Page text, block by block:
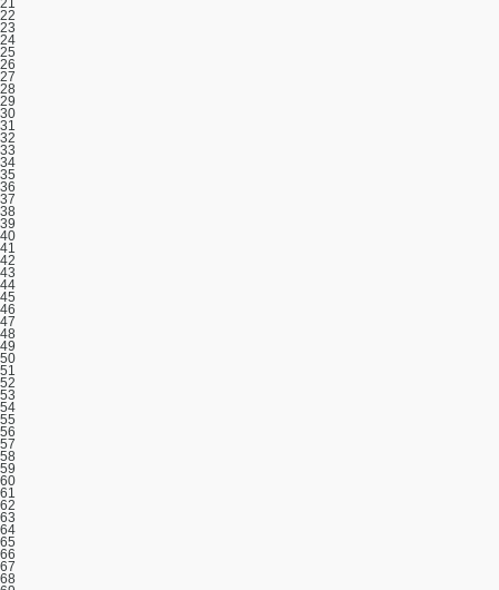
22
23
24
25
26
27
28
29
30
31
32
33
34
35
36
37
38
39
40
41
42
43
44
45
46
47
48
49
50
51
52
53
54
55
56
57
58
59
60
61
62
63
64
65
66
67
68